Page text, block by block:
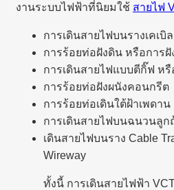
งานระบบไฟฟ้าที่นิยมใช้ สายไฟ
การเดินสายไฟบนรางเคเบิล
การร้อยท่อฝังดิน หรือการฝั
การเดินสายไฟแบบตีกิ๊ฟ หรื
การร้อยท่อฝังผนังคอนกรีต
การร้อยท่อเดินใต้ฝ้าเพดาน
การเดินสายไฟบนฉนวนลูก
เดินสายไฟบนราง Cable
Wireway
ทั้งนี้ การเดินสายไฟฟ้า VCT